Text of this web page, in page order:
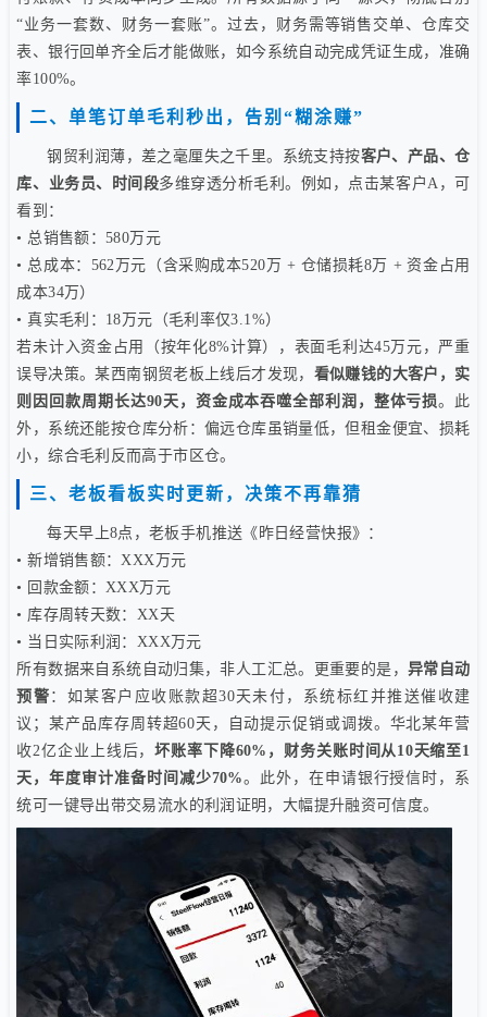
“业务一套数、财务一套账”。过去，财务需等销售交单、仓库交
表、银行回单齐全后才能做账，如今系统自动完成凭证生成，准确
率100%。
二、单笔订单毛利秒出，告别“糊涂赚”
钢贸利润薄，差之毫厘失之千里。系统支持按客户、产品、仓
库、业务员、时间段多维穿透分析毛利。例如，点击某客户A，可
看到：
• 总销售额：580万元
• 总成本：562万元（含采购成本520万 + 仓储损耗8万 + 资金占用
成本34万）
• 真实毛利：18万元（毛利率仅3.1%）
若未计入资金占用（按年化8%计算），表面毛利达45万元，严重
误导决策。某西南钢贸老板上线后才发现， 看似赚钱的大客户，实
则因回款周期长达90天，资金成本吞噬全部利润，整体亏损。此
外，系统还能按仓库分析：偏远仓库虽销量低，但租金便宜、损耗
小，综合毛利反而高于市区仓。
三、老板看板实时更新，决策不再靠猜
每天早上8点，老板手机推送《昨日经营快报》：
• 新增销售额：XXX万元
• 回款金额：XXX万元
• 库存周转天数：XX天
• 当日实际利润：XXX万元
所有数据来自系统自动归集，非人工汇总。更重要的是， 异常自动
预警 ：如某客户应收账款超30天未付，系统标红并推送催收建
议；某产品库存周转超60天，自动提示促销或调拨。华北某年营
收2亿企业上线后，坏账率下降60%，财务关账时间从10天缩至1
天，年度审计准备时间减少70%。此外，在申请银行授信时，系
统可一键导出带交易流水的利润证明，大幅提升融资可信度。